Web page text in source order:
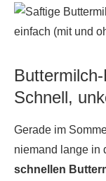
Schnell,
Gerade im
niemand lange in
schnellen